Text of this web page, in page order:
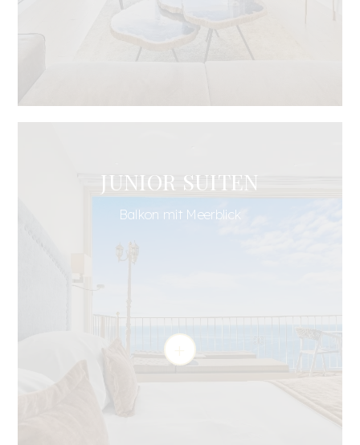
JUNIOR SUITEN
Balkon mit Meerblick